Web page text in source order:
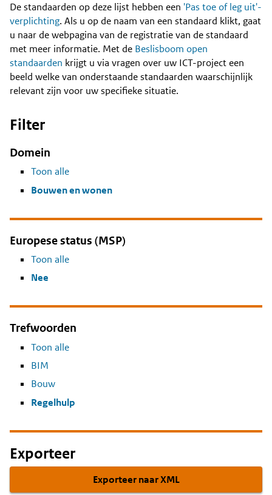
Content
De standaarden op deze lijst hebben een 'Pas toe of leg uit'-
verplichting. Als u op de naam van een standaard klikt, gaat
u naar de webpagina van de registratie van de standaard
met meer informatie. Met de Beslisboom open
standaarden krijgt u via vragen over uw ICT-project een
beeld welke van onderstaande standaarden waarschijnlijk
relevant zijn voor uw specifieke situatie.
Filter
Domein
Toon alle
Bouwen en wonen
Europese status (MSP)
Toon alle
Nee
Trefwoorden
Toon alle
BIM
Bouw
Regelhulp
Exporteer
Exporteer naar XML